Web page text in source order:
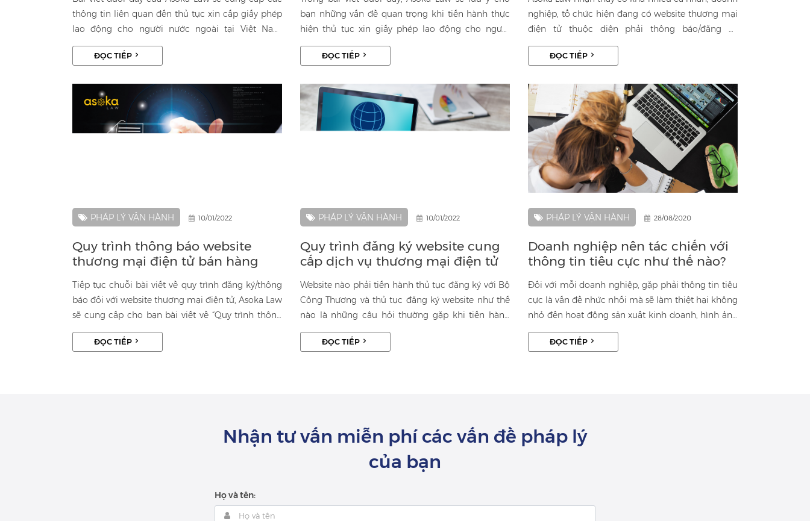
thông tin liên quan đến thủ tục xin cấp giấy phép
lao động cho người nước ngoài tại Việt Nam
nhằm giúp bạn hiểu hơn về vấn đề lao động người
nước ngoài và các thủ tục cần thiết khi làm việc
ĐỌC TIẾP
bạn những vấn đề quan trọng khi tiến hành thực
hiện thủ tục xin giấy phép lao động cho người
nước ngoài tại Việt Nam
ĐỌC TIẾP
nghiệp, tổ chức hiện đang có website thương mại
điện tử thuộc diện phải thông báo/đăng ký
website với Bộ Công Thương nhưng chưa phân
biệt được website nào phải thông báo và website
Law sẽ giúp Quý khách hàng hiểu rõ hơn về 2 quy
trình này.
ĐỌC TIẾP
PHÁP LÝ VẬN HÀNH 10/01/2022
Quy trình thông báo website
thương mại điện tử bán hàng
Tiếp tục chuỗi bài viết về quy trình đăng ký/thông
báo đối với website thương mại điện tử, Asoka Law
sẽ cung cấp cho bạn bài viết về “Quy trình thông
báo website thương mại điện tử bán hàng” nhằm
giải đáp thắc mắc liên quan đến thủ tục cũng như
ĐỌC TIẾP
PHÁP LÝ VẬN HÀNH 10/01/2022
Quy trình đăng ký website cung
cấp dịch vụ thương mại điện tử
Website nào phải tiến hành thủ tục đăng ký với Bộ
Công Thương và thủ tục đăng ký website như thế
nào là những câu hỏi thường gặp khi tiến hành
lập website nhằm thực hiện hoạt động kinh doanh
của mình. Asoka Law sẽ cung cấp bài viết về “Quy
ĐỌC TIẾP
PHÁP LÝ VẬN HÀNH 28/08/2020
Doanh nghiệp nên tác chiến với
thông tin tiêu cực như thế nào?
Đối với mỗi doanh nghiệp, gặp phải thông tin tiêu
cực là vấn đề nhức nhối mà sẽ làm thiệt hại không
nhỏ đến hoạt động sản xuất kinh doanh, hình ảnh
thương hiệu. Không phải tất cả tin tiêu cực đều
được xử lý một cách thông minh và gọn ghẽ. Bất
ĐỌC TIẾP
Nhận tư vấn miễn phí các vấn đề pháp lý
của bạn
Họ và tên: